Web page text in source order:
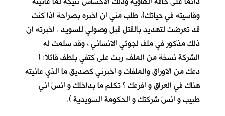
وقاسيته في حياتك). طلب مني ان اخبره بصراحة اذا كنت
قد تعرضت لتهديد بالقتل قبل وصولي للسويد . اخبرته ان
ذلك مذكور في ملف لجوئي الانساني ، وقد سلمت له
الشركة نسخة من الملف. ربت على كتفي بلطف قائلا: (
دعك من الاوراق والملفات و اخبرني كصديق ما الذي عانيته
هناك في العراق و افزعك ؟ تكلم ما بداخلك و انسَ اني
طبيب و انسَ شركتك و الحكومة السويدية ).